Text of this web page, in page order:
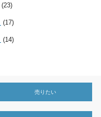
(23)
(17)
(14)
売りたい